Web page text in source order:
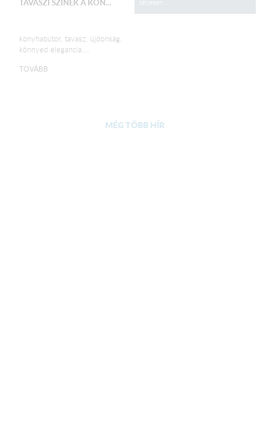
TAVASZI SZÍNEK A KON...
konyhabútor, tavasz, újdonság,
könnyed elegancia,...
TOVÁBB
MÉG TÖBB HÍR